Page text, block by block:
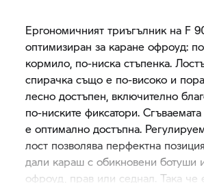
Ергономичният триъгълник на F
оптимизиран за каране офроуд:
кормило, по-ниска стъпенка.
спирачка също е по-високо и
лесно достъпен, включително
по-ниските фиксатори.
е оптимално достъпна.
лост позволява перфектна
дали караш с обикновени ботуши
офроуд, прав или седнал. Така че